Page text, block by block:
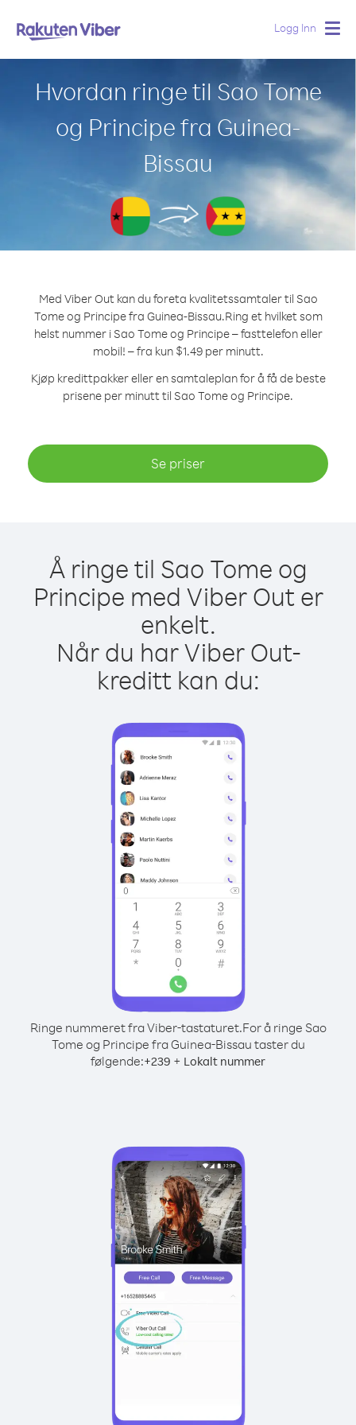
Logg Inn
Hvordan ringe til Sao Tome
og Principe fra Guinea-
Bissau
Med Viber Out kan du foreta kvalitetssamtaler til Sao
Tome og Principe fra Guinea-Bissau.Ring et hvilket som
helst nummer i Sao Tome og Principe – fasttelefon eller
mobil! – fra kun $1.49 per minutt.
Kjøp kredittpakker eller en samtaleplan for å få de beste
prisene per minutt til Sao Tome og Principe.
Se priser
Å ringe til Sao Tome og
Principe med Viber Out er
enkelt.
Når du har Viber Out-
kreditt kan du:
Ringe nummeret fra Viber-tastaturet.For å ringe Sao
Tome og Principe fra Guinea-Bissau taster du
følgende:+239 + Lokalt nummer